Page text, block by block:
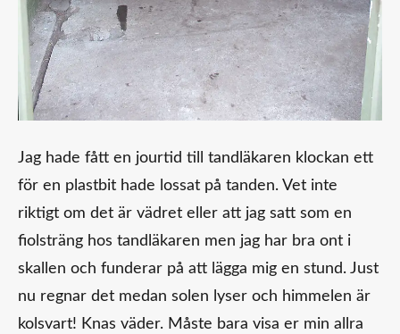
Jag hade fått en jourtid till tandläkaren klockan ett
för en plastbit hade lossat på tanden. Vet inte
riktigt om det är vädret eller att jag satt som en
fiolsträng hos tandläkaren men jag har bra ont i
skallen och funderar på att lägga mig en stund. Just
nu regnar det medan solen lyser och himmelen är
kolsvart! Knas väder. Måste bara visa er min allra